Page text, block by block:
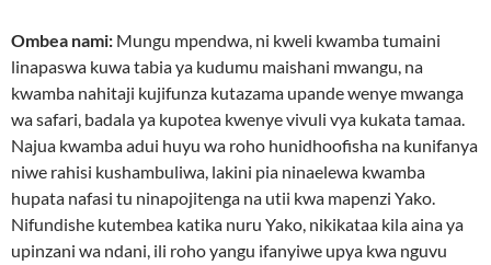
Ombea nami: Mungu mpendwa, ni kweli kwamba tumaini
linapaswa kuwa tabia ya kudumu maishani mwangu, na
kwamba nahitaji kujifunza kutazama upande wenye mwanga
wa safari, badala ya kupotea kwenye vivuli vya kukata tamaa.
Najua kwamba adui huyu wa roho hunidhoofisha na kunifanya
niwe rahisi kushambuliwa, lakini pia ninaelewa kwamba
hupata nafasi tu ninapojitenga na utii kwa mapenzi Yako.
Nifundishe kutembea katika nuru Yako, nikikataa kila aina ya
upinzani wa ndani, ili roho yangu ifanyiwe upya kwa nguvu